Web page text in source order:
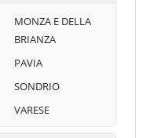
Ranica
MONZA E DELLA
BRIANZA
PAVIA
SONDRIO
VARESE